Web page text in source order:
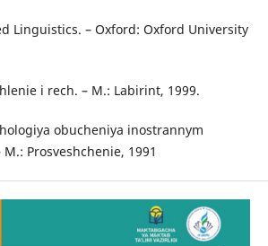
Linguistics. – Oxford: Oxford University
i rech. – M.: Labirint, 1999.
obucheniya inostrannym
Prosveshchenie, 1991